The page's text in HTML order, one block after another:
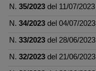
N. 35/2023 del 11/07/2023
N. 34/2023 del 04/07/2023
N. 33/2023 del 28/06/2023
N. 32/2023 del 21/06/2023